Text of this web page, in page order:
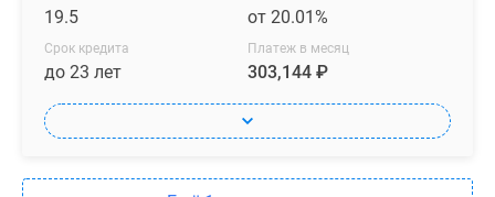
19.5 от 20.01%
Срок кредита
до 23 лет
Платеж в месяц
303,144 ₽